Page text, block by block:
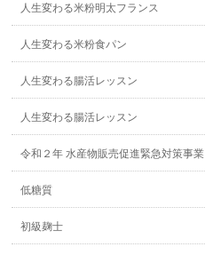
人生変わる米粉明太フランス
人生変わる米粉食パン
人生変わる腸活レッスン
人生変わる腸活レッスン
令和２年 水産物販売促進緊急対策事業
低糖質
初級麹士